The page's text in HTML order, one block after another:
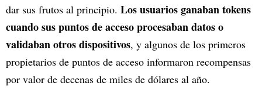
dar sus frutos al principio. Los usuarios ganaban tokens
cuando sus puntos de acceso procesaban datos o
validaban otros dispositivos, y algunos de los primeros
propietarios de puntos de acceso informaron recompensas
por valor de decenas de miles de dólares al año.